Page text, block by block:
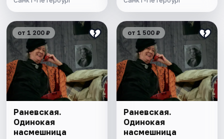
от 1 200 ₽
Раневская.
Одинокая
насмешница
от 1 500 ₽
Раневская.
Одинокая
насмешница